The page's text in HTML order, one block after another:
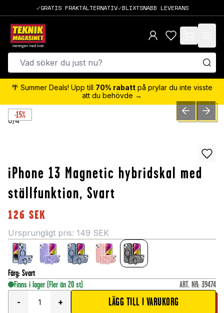
GRATIS FRAKTALTERNATIV BLIXTSNABB LEVERANS
items in cart,
🌴 Summer Deals! Upp till 70% rabatt på prylar du inte visste
att du behövde →
-15%
0/4 PREVIOUSNEXT
iPhone 13 Magnetic hybridskal med
ställfunktion, Svart
126 SEK
Ursprungligt pris: 149 SEK
Färg: Svart
Finns i lager (Fler än 20 st) ART. NR: 39474
-
+ LÄGG TILL I VARUKORG